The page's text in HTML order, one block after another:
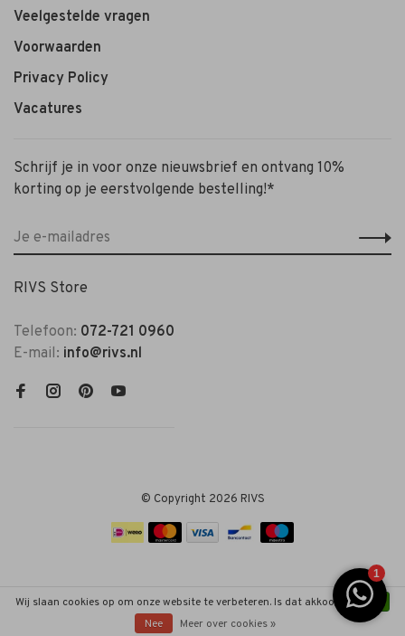
Veelgestelde vragen
Voorwaarden
Privacy Policy
Vacatures
Schrijf je in voor onze nieuwsbrief en ontvang 10%
korting op je eerstvolgende bestelling!*
RIVS Store
Telefoon: 072-721 0960
E-mail: info@rivs.nl
© Copyright 2026 RIVS
Wij slaan cookies op om onze website te verbeteren. Is dat akkoord?
Ja
Nee
Meer over cookies »